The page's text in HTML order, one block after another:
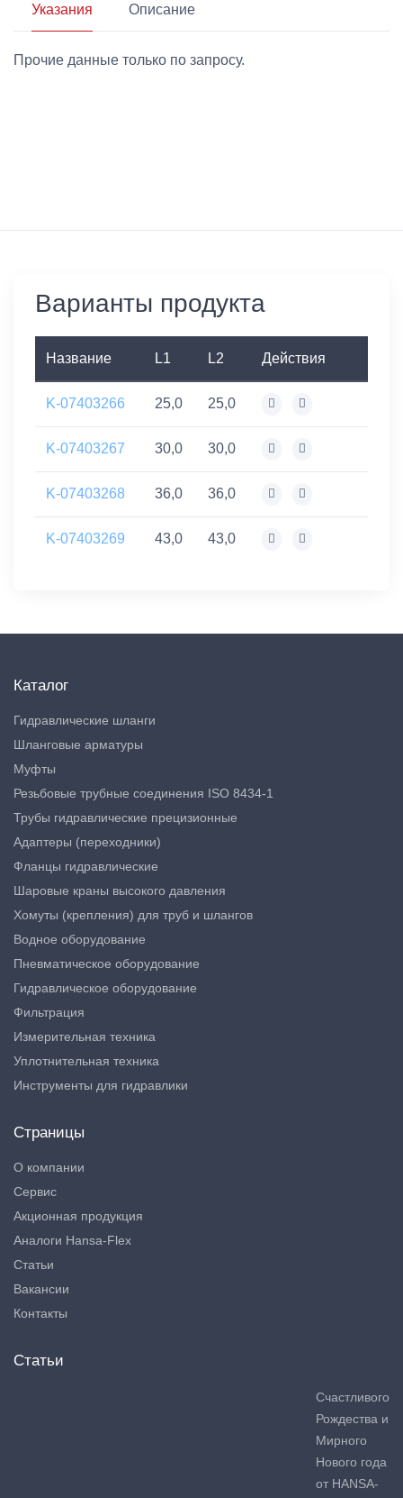
Указания Описание
Прочие данные только по запросу.
Варианты продукта
Название L1 L2 Действия
K-07403266 25,0 25,0
K-07403267 30,0 30,0
K-07403268 36,0 36,0
K-07403269 43,0 43,0
Каталог
Гидравлические шланги
Шланговые арматуры
Муфты
Резьбовые трубные соединения ISO 8434-1
Трубы гидравлические прецизионные
Адаптеры (переходники)
Фланцы гидравлические
Шаровые краны высокого давления
Хомуты (крепления) для труб и шлангов
Водное оборудование
Пневматическое оборудование
Гидравлическое оборудование
Фильтрация
Измерительная техника
Уплотнительная техника
Инструменты для гидравлики
Страницы
О компании
Сервис
Акционная продукция
Аналоги Hansa-Flex
Статьи
Вакансии
Контакты
Статьи
Счастливого
Рождества и
Мирного
Нового года
от HANSA-